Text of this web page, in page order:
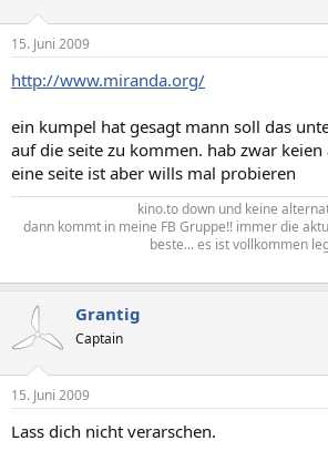
15. Juni 2009
http://www.miranda.org/
ein kumpel hat gesagt mann soll das
auf die seite zu kommen. hab zwar
eine seite ist aber wills mal probieren
kino.to down und keine
dann kommt in meine FB Gruppe!! immer die
beste... es ist vollkommen
Grantig
Captain
15. Juni 2009
Lass dich nicht verarschen.